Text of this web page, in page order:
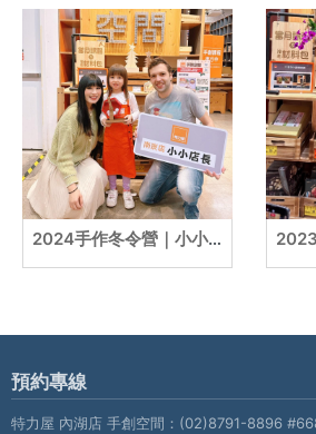
2024手作冬令營｜小小店長｜德國包子+台灣梅子
預約專線
特力屋 內湖店 手創空間： (02)8791-8896